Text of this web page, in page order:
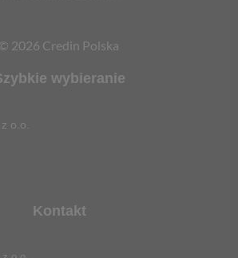
© 2026 Credin Polska
wybieranie
o.o.
Kontakt